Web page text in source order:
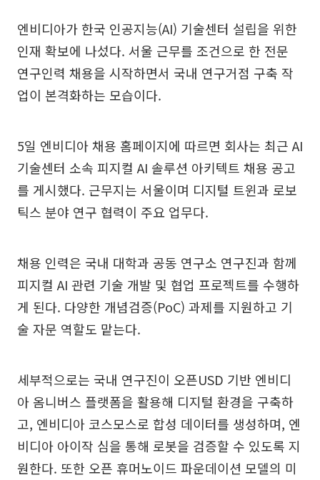
엔비디아가 한국 인공지능(AI) 기술센터 설립을 위한
인재 확보에 나섰다. 서울 근무를 조건으로 한 전문
연구인력 채용을 시작하면서 국내 연구거점 구축 작
업이 본격화하는 모습이다.
5일 엔비디아 채용 홈페이지에 따르면 회사는 최근 AI
기술센터 소속 피지컬 AI 솔루션 아키텍트 채용 공고
를 게시했다. 근무지는 서울이며 디지털 트윈과 로보
틱스 분야 연구 협력이 주요 업무다.
채용 인력은 국내 대학과 공동 연구소 연구진과 함께
피지컬 AI 관련 기술 개발 및 협업 프로젝트를 수행하
게 된다. 다양한 개념검증(PoC) 과제를 지원하고 기
술 자문 역할도 맡는다.
세부적으로는 국내 연구진이 오픈USD 기반 엔비디
아 옴니버스 플랫폼을 활용해 디지털 환경을 구축하
고, 엔비디아 코스모스로 합성 데이터를 생성하며, 엔
비디아 아이작 심을 통해 로봇을 검증할 수 있도록 지
원한다. 또한 오픈 휴머노이드 파운데이션 모델의 미